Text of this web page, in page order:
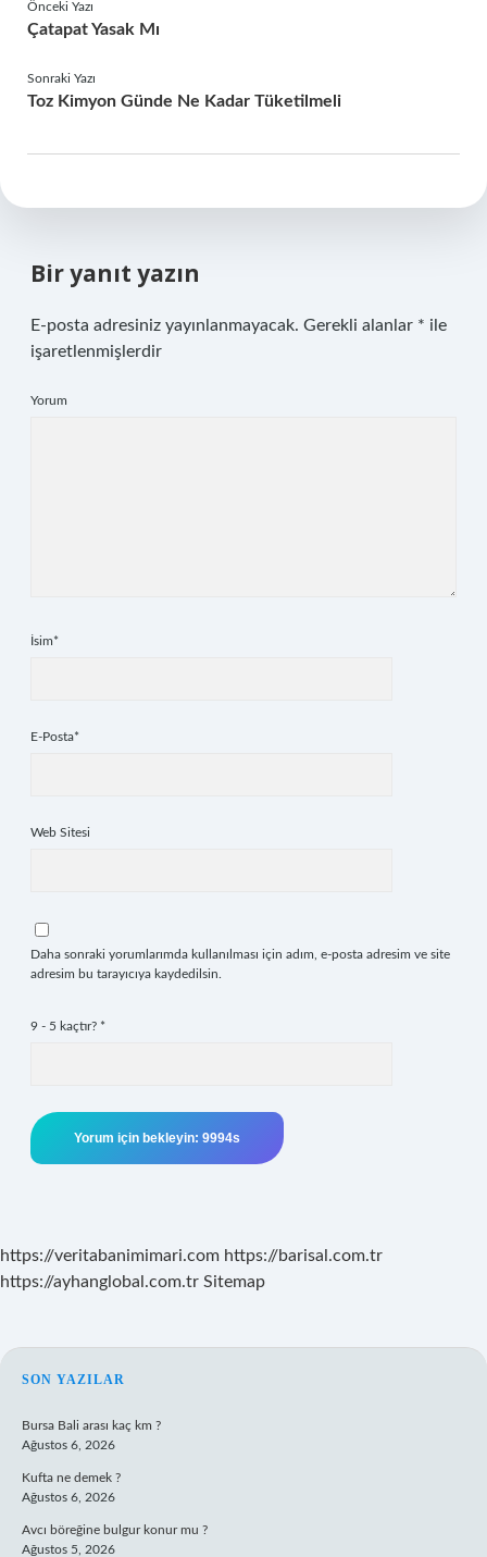
Önceki Yazı
Çatapat Yasak Mı
Sonraki Yazı
Toz Kimyon Günde Ne Kadar Tüketilmeli
Bir yanıt yazın
E-posta adresiniz yayınlanmayacak. Gerekli alanlar * ile
işaretlenmişlerdir
Yorum
İsim*
E-Posta*
Web Sitesi
Daha sonraki yorumlarımda kullanılması için adım, e-posta adresim ve site
adresim bu tarayıcıya kaydedilsin.
9 - 5 kaçtır? *
https://veritabanimimari.com https://barisal.com.tr
https://ayhanglobal.com.tr Sitemap
SIDEBAR
SON YAZILAR
Bursa Bali arası kaç km ?
Ağustos 6, 2026
Kufta ne demek ?
Ağustos 6, 2026
Avcı böreğine bulgur konur mu ?
Ağustos 5, 2026